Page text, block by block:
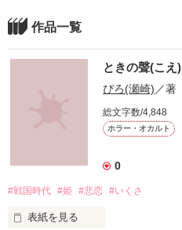
作品一覧
ときの聲(こえ)
ぴろ(瀬崎) ／著
総文字数/4,848
ホラー・オカルト
0
#戦国時代 #姫 #悲恋 #いくさ
表紙を見る